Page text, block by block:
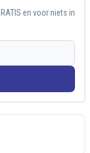
en voor niets in